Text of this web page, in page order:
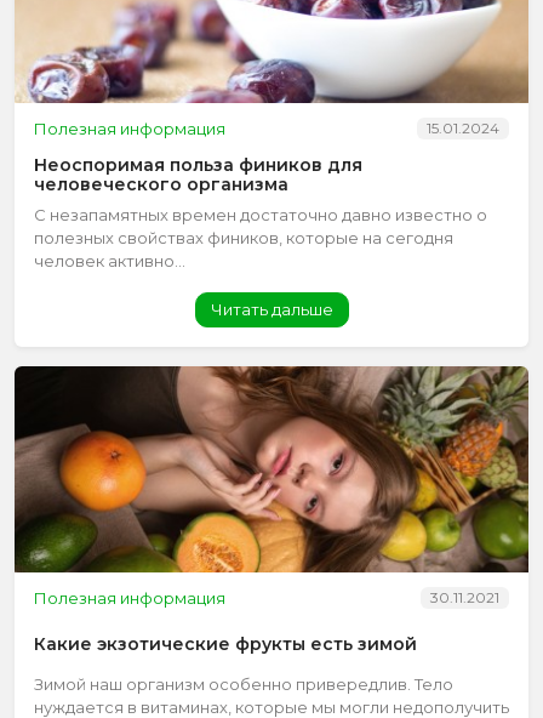
Полезная информация 15.01.2024
Неоспоримая польза фиников для
человеческого организма
С незапамятных времен достаточно давно известно о
полезных свойствах фиников, которые на сегодня
человек активно...
Читать дальше
Полезная информация 30.11.2021
Какие экзотические фрукты есть зимой
Зимой наш организм особенно привередлив. Тело
нуждается в витаминах, которые мы могли недополучить